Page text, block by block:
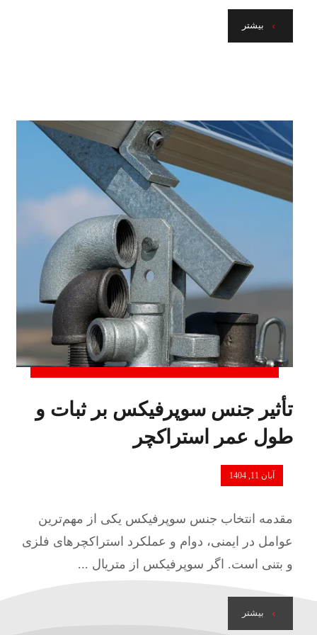
بیشتر
تأثیر جنس سوپرفیکس بر ثبات و
طول عمر استراکچر
آبان 11, 1404
مقدمه انتخاب جنس سوپرفیکس یکی از مهم‌ترین
عوامل در ایمنی، دوام و عملکرد استراکچرهای فلزی
و بتنی است. اگر سوپرفیکس از متریال ...
بیشتر